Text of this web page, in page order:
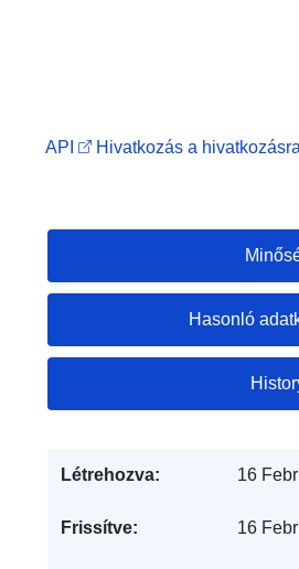
API Hivatkozás a hivatkozásra
Hasonló
Létrehozva: 16
Frissítve: 16